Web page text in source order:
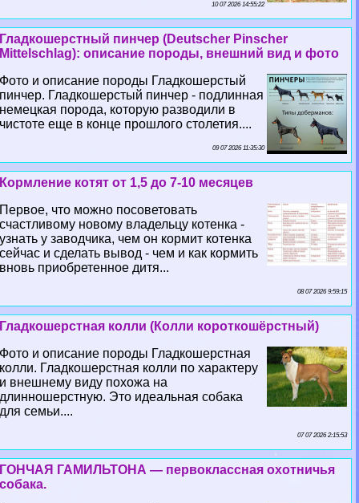
10 07 2026 14:55:22
Гладкошерстный пинчер (Deutscher Pinscher
Mittelschlag): описание породы, внешний вид и фото
Фото и описание породы Гладкошерстый
пинчер. Гладкошерстый пинчер - подлинная
немецкая порода, которую разводили в
чистоте еще в конце прошлого столетия....
09 07 2026 11:35:30
Кормление котят от 1,5 до 7-10 месяцев
Первое, что можно посоветовать
счастливому новому владельцу котенка -
узнать у заводчика, чем он кормит котенка
сейчас и сделать вывод - чем и как кормить
вновь приобретенное дитя...
08 07 2026 9:59:15
Гладкошерстная колли (Колли короткошёрстный)
Фото и описание породы Гладкошерстная
колли. Гладкошерстная колли по хаpaктеру
и внешнему виду похожа на
длинношерстную. Это идеальная собака
для семьи....
07 07 2026 2:15:53
ГОНЧАЯ ГАМИЛЬТОНА — первоклассная охотничья
собака.